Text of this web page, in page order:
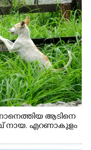
ആടിനെ
നായ. എറണാകുളം